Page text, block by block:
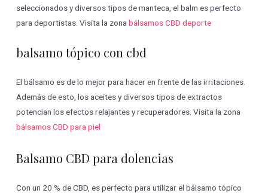
seleccionados y diversos tipos de manteca, el balm es perfecto
para deportistas. Visita la zonabálsamos CBD deporte
balsamo tópico con cbd
El bálsamo es de lo mejor para hacer en frente de las irritaciones.
Además de esto, los aceites y diversos tipos de extractos
potencian los efectos relajantes y recuperadores. Visita la zona
bálsamos CBD para piel
Balsamo CBD para dolencias
Con un 20 % de CBD, es perfecto para utilizar el bálsamo tópico